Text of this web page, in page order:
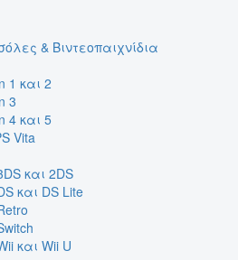
& Βιντεοπαιχνίδια
1 και 2
3
4 και 5
Vita
και 2DS
και DS Lite
και Wii U